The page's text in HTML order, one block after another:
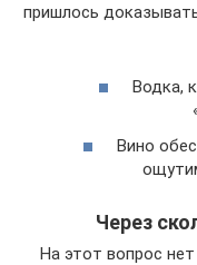
пришлось
Водка,
Вино
Через
На этот вопрос